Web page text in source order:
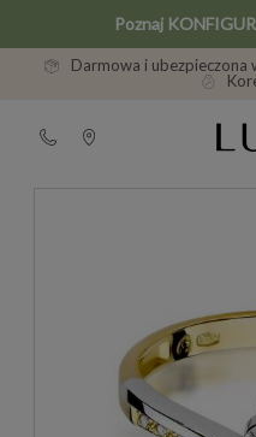
Poznaj
Darmowa i ubezpieczona